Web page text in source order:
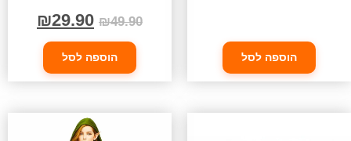
הוספה לסל
₪49.90
₪29.90
הוספה לסל